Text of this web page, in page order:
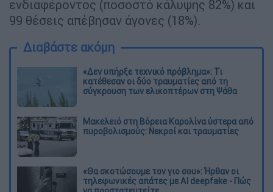
ενδιαφέροντος (ποσοστό κάλυψης 82%) και
99 θέσεις απέβησαν άγονες (18%).
Διαβάστε ακόμη
«Δεν υπήρξε τεχνικό πρόβλημα»: Τι
κατέθεσαν οι δύο τραυματίες από τη
σύγκρουση των ελικοπτέρων στη Ψάθα
Μακελειό στη Βόρεια Καρολίνα ύστερα από
πυροβολισμούς: Νεκροί και τραυματίες
«Θα σκοτώσουμε τον γιο σου»: Ήρθαν οι
τηλεφωνικές απάτες με AI deepfake - Πώς